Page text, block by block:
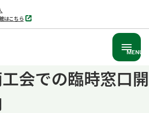
はこちら
別
タ
MENU
会での臨時窓口開